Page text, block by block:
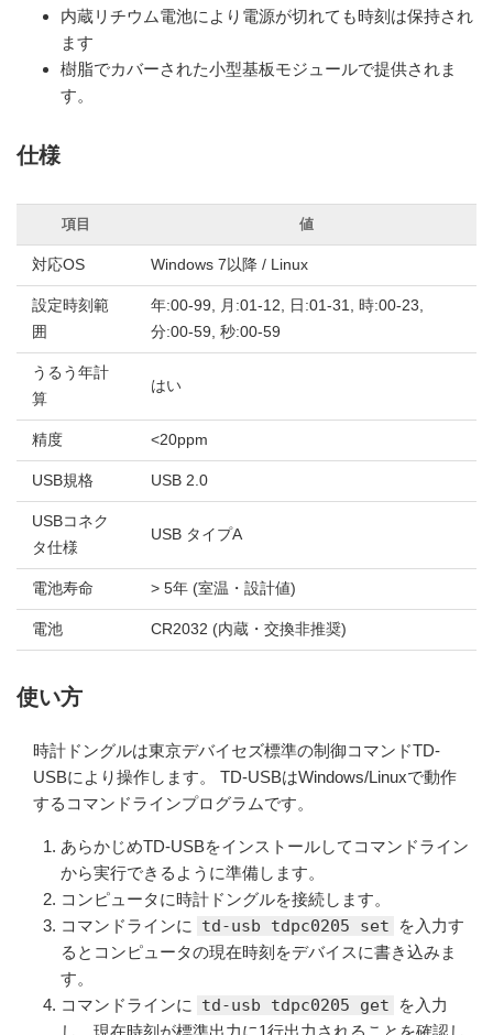
内蔵リチウム電池により電源が切れても時刻は保持され
ます
樹脂でカバーされた小型基板モジュールで提供されま
す。
仕様
項目 値
対応OS Windows 7以降 / Linux
設定時刻範
囲
年:00-99, 月:01-12, 日:01-31, 時:00-23,
分:00-59, 秒:00-59
うるう年計
算
はい
精度 <20ppm
USB規格 USB 2.0
USBコネク
タ仕様
USB タイプA
電池寿命 > 5年 (室温・設計値)
電池 CR2032 (内蔵・交換非推奨)
使い方
時計ドングルは東京デバイセズ標準の制御コマンドTD-
USBにより操作します。 TD-USBはWindows/Linuxで動作
するコマンドラインプログラムです。
あらかじめTD-USBをインストールしてコマンドライン
から実行できるように準備します。
コンピュータに時計ドングルを接続します。
コマンドラインに
td-usb tdpc0205 set
を入力す
るとコンピュータの現在時刻をデバイスに書き込みま
す。
コマンドラインに
td-usb tdpc0205 get
を入力
し、現在時刻が標準出力に1行出力されることを確認し